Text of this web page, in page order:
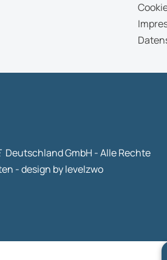
Deutschland GmbH - Alle Rechte
-design by levelzwo